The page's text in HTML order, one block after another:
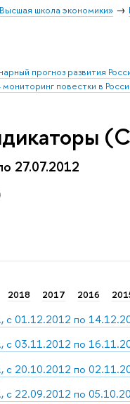
школа экономики»
прогноз развития
повестки в
27.07.2012
2018 2017 2016
с 01.12.2012 по
с 03.11.2012 по
с 20.10.2012 по
с 22.09.2012 по